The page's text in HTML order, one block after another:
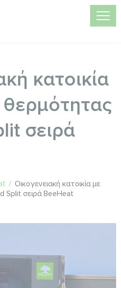
κατοικία
θερμότητας
σειρά
/ Οικογενειακή κατοικία με
Split σειρά BeeHeat